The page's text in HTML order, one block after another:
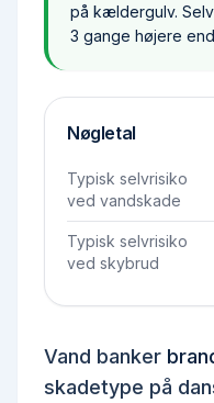
på kældergulv.
3 gange højere
Nøgletal
Typisk selvrisiko
ved vandskade
Typisk selvrisiko
ved skybrud
Vand banker
skadetype på